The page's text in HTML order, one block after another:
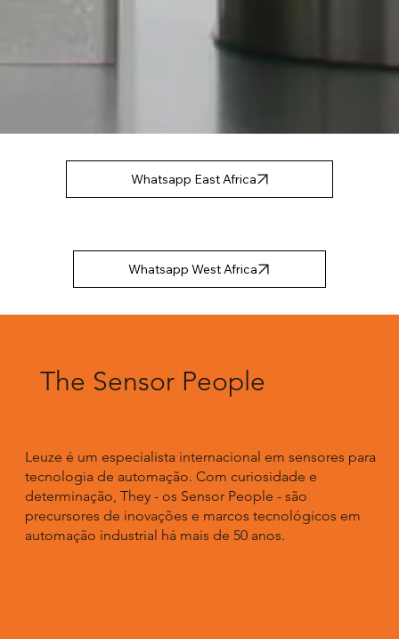
The Sensor People
Leuze é um especialista internacional em sensores para
tecnologia de automação. Com curiosidade e
determinação, They - os Sensor People - são
precursores de inovações e marcos tecnológicos em
automação industrial há mais de 50 anos.
Whatsapp East Africa
Whatsapp West Africa